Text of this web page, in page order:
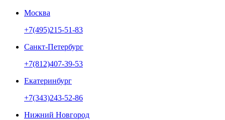
Москва
+7(495)215-51-83
Санкт-Петербург
+7(812)407-39-53
Екатеринбург
+7(343)243-52-86
Нижний Новгород